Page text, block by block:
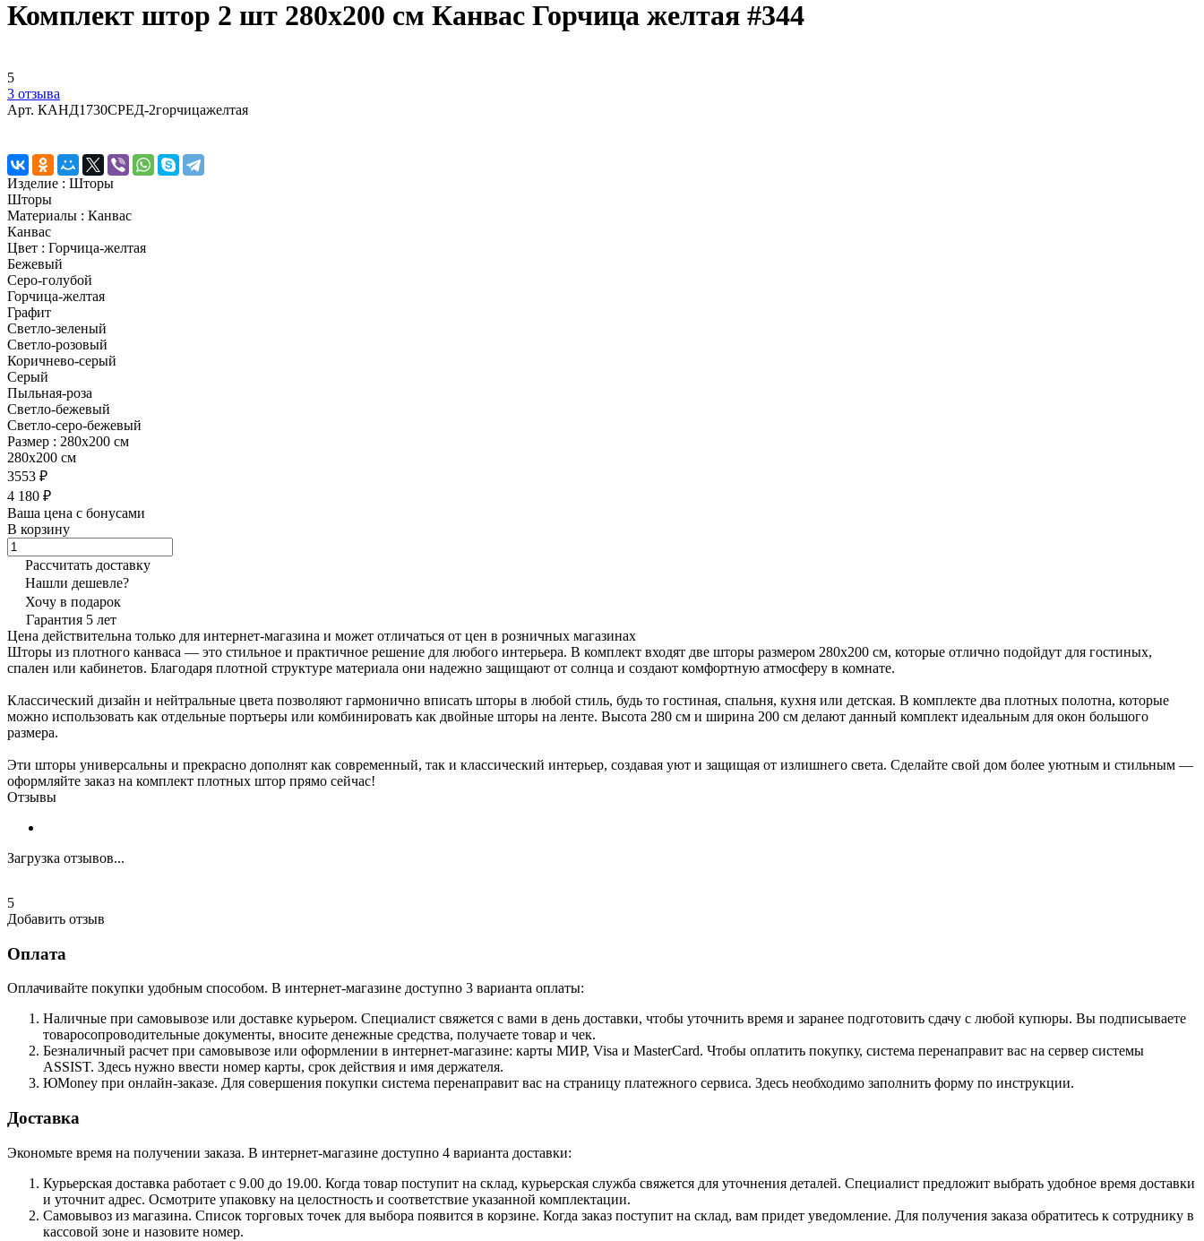
Комплект штор 2 шт 280х200 см Канвас Горчица желтая #344
5
3 отзыва
Арт. КАНД1730СРЕД-2горчицажелтая
Изделие : Шторы
Шторы
Материалы : Канвас
Канвас
Цвет : Горчица-желтая
Бежевый
Серо-голубой
Горчица-желтая
Графит
Светло-зеленый
Светло-розовый
Коричнево-серый
Серый
Пыльная-роза
Светло-бежевый
Светло-серо-бежевый
Размер : 280х200 см
280х200 см
3553 ₽
4 180 ₽
Ваша цена с бонусами
В корзину
Рассчитать доставку
Нашли дешевле?
Хочу в подарок
Гарантия 5 лет
Цена действительна только для интернет-магазина и может отличаться от цен в розничных магазинах
Шторы из плотного канваса — это стильное и практичное решение для любого интерьера. В комплект входят две шторы размером 280х200 см, которые отлично подойдут для гостиных,
спален или кабинетов. Благодаря плотной структуре материала они надежно защищают от солнца и создают комфортную атмосферу в комнате.
Классический дизайн и нейтральные цвета позволяют гармонично вписать шторы в любой стиль, будь то гостиная, спальня, кухня или детская. В комплекте два плотных полотна, которые
можно использовать как отдельные портьеры или комбинировать как двойные шторы на ленте. Высота 280 см и ширина 200 см делают данный комплект идеальным для окон большого
размера.
Эти шторы универсальны и прекрасно дополнят как современный, так и классический интерьер, создавая уют и защищая от излишнего света. Сделайте свой дом более уютным и стильным —
оформляйте заказ на комплект плотных штор прямо сейчас!
Отзывы
Загрузка отзывов...
5
Добавить отзыв
Оплата
Оплачивайте покупки удобным способом. В интернет-магазине доступно 3 варианта оплаты:
Наличные при самовывозе или доставке курьером. Специалист свяжется с вами в день доставки, чтобы уточнить время и заранее подготовить сдачу с любой купюры. Вы подписываете
товаросопроводительные документы, вносите денежные средства, получаете товар и чек.
Безналичный расчет при самовывозе или оформлении в интернет-магазине: карты МИР, Visa и MasterCard. Чтобы оплатить покупку, система перенаправит вас на сервер системы
ASSIST. Здесь нужно ввести номер карты, срок действия и имя держателя.
ЮMoney при онлайн-заказе. Для совершения покупки система перенаправит вас на страницу платежного сервиса. Здесь необходимо заполнить форму по инструкции.
Доставка
Экономьте время на получении заказа. В интернет-магазине доступно 4 варианта доставки:
Курьерская доставка работает с 9.00 до 19.00. Когда товар поступит на склад, курьерская служба свяжется для уточнения деталей. Специалист предложит выбрать удобное время доставки
и уточнит адрес. Осмотрите упаковку на целостность и соответствие указанной комплектации.
Самовывоз из магазина. Список торговых точек для выбора появится в корзине. Когда заказ поступит на склад, вам придет уведомление. Для получения заказа обратитесь к сотруднику в
кассовой зоне и назовите номер.